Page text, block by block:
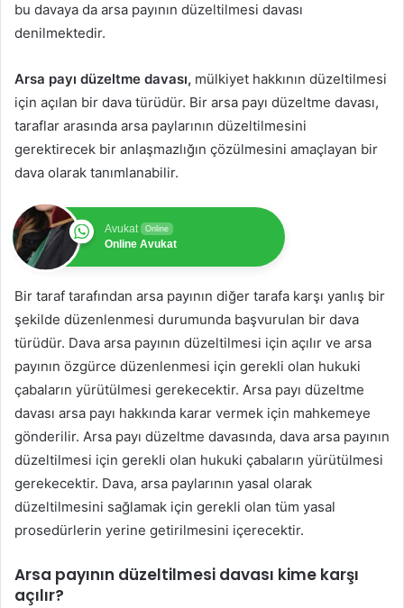
bu davaya da arsa payının düzeltilmesi davası
denilmektedir.
Arsa payı düzeltme davası, mülkiyet hakkının düzeltilmesi
için açılan bir dava türüdür. Bir arsa payı düzeltme davası,
taraflar arasında arsa paylarının düzeltilmesini
gerektirecek bir anlaşmazlığın çözülmesini amaçlayan bir
dava olarak tanımlanabilir.
Avukat Online
Online Avukat
Bir taraf tarafından arsa payının diğer tarafa karşı yanlış bir
şekilde düzenlenmesi durumunda başvurulan bir dava
türüdür. Dava arsa payının düzeltilmesi için açılır ve arsa
payının özgürce düzenlenmesi için gerekli olan hukuki
çabaların yürütülmesi gerekecektir. Arsa payı düzeltme
davası arsa payı hakkında karar vermek için mahkemeye
gönderilir. Arsa payı düzeltme davasında, dava arsa payının
düzeltilmesi için gerekli olan hukuki çabaların yürütülmesi
gerekecektir. Dava, arsa paylarının yasal olarak
düzeltilmesini sağlamak için gerekli olan tüm yasal
prosedürlerin yerine getirilmesini içerecektir.
Arsa payının düzeltilmesi davası kime karşı
açılır?